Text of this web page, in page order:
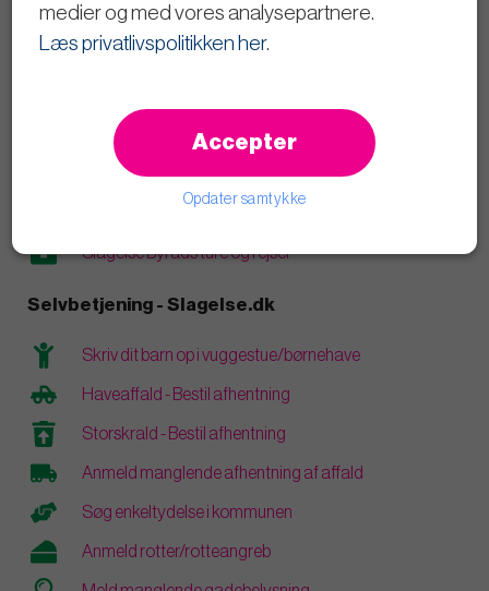
Se byrådsmøderne på video
Læs blogindlæg
Åbenhed og transparens
Slagelse Byråds ture og rejser
Selvbetjening - Slagelse.dk
Skriv dit barn op i vuggestue/børnehave
Haveaffald - Bestil afhentning
Storskrald - Bestil afhentning
Anmeld manglende afhentning af affald
Søg enkeltydelse i kommunen
Anmeld rotter/rotteangreb
medier og med vores analysepartnere.
Læs privatlivspolitikken her.
Accepter
Opdater samtykke